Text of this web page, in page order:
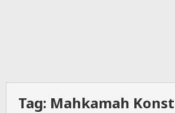
Tag: Mahkamah